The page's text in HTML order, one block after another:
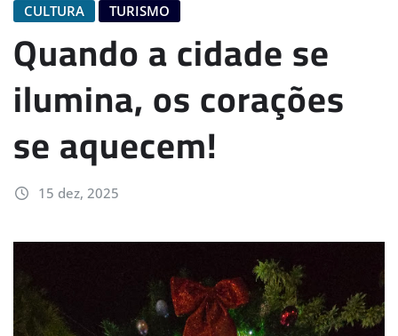
CULTURA TURISMO
Quando a cidade se
ilumina, os corações
se aquecem!
15 dez, 2025